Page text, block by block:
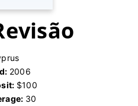
2006
$100
30